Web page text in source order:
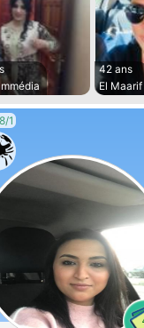
42 ans
El Maarif
1